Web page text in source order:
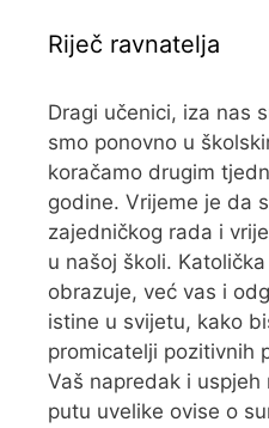
Riječ ravnatelja
Dragi učenici, iza nas
smo ponovno u
koračamo drugim
godine. Vrijeme je da
zajedničkog rada i
u našoj školi.
obrazuje, već vas i
istine u svijetu, kako
promicatelji pozitivnih
Vaš napredak i uspjeh
putu uvelike ovise o